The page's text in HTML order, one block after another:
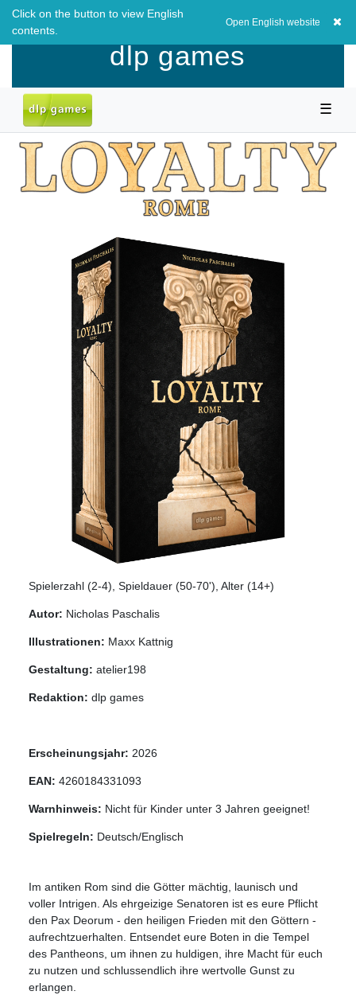
dlp games
Click on the button to view English
contents.
Open English website
☰
Spielerzahl (2-4), Spieldauer (50-70'), Alter (14+)
Autor: Nicholas Paschalis
Illustrationen: Maxx Kattnig
Gestaltung: atelier198
Redaktion: dlp games
Erscheinungsjahr: 2026
EAN: 4260184331093
Warnhinweis: Nicht für Kinder unter 3 Jahren geeignet!
Spielregeln: Deutsch/Englisch
Im antiken Rom sind die Götter mächtig, launisch und
voller Intrigen. Als ehrgeizige Senatoren ist es eure Pflicht
den Pax Deorum - den heiligen Frieden mit den Göttern -
aufrechtzuerhalten. Entsendet eure Boten in die Tempel
des Pantheons, um ihnen zu huldigen, ihre Macht für euch
zu nutzen und schlussendlich ihre wertvolle Gunst zu
erlangen.